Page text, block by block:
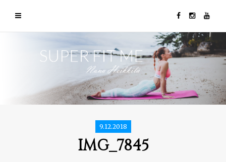
9.12.2018
IMG_7845